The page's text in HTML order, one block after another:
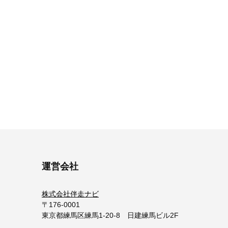
運営会社
株式会社伴走ナビ
〒176-0001
東京都練馬区練馬1-20-8 日建練馬ビル2F